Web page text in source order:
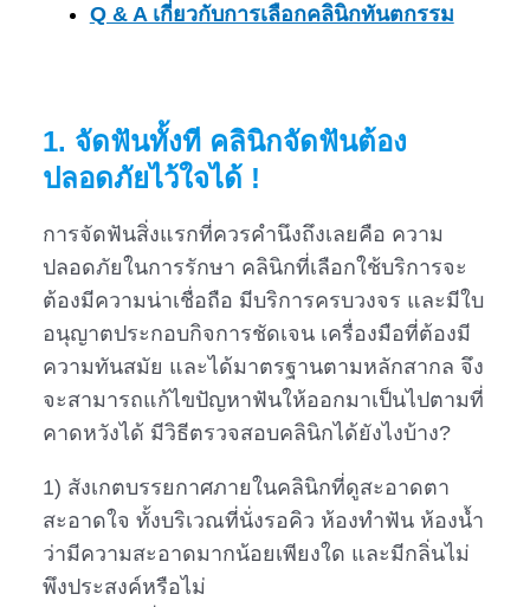
Q & A เกี่ยวกับการเลือกคลินิกทันตกรรม
1. จัดฟันทั้งที คลินิกจัดฟันต้อง
ปลอดภัยไว้ใจได้ !
การจัดฟันสิ่งแรกที่ควรคำนึงถึงเลยคือ ความ
ปลอดภัยในการรักษา คลินิกที่เลือกใช้บริการจะ
ต้องมีความน่าเชื่อถือ มีบริการครบวงจร และมีใบ
อนุญาตประกอบกิจการชัดเจน เครื่องมือที่ต้องมี
ความทันสมัย และได้มาตรฐานตามหลักสากล จึง
จะสามารถแก้ไขปัญหาฟันให้ออกมาเป็นไปตามที่
คาดหวังได้ มีวิธีตรวจสอบคลินิกได้ยังไงบ้าง?
1) สังเกตบรรยกาศภายในคลินิกที่ดูสะอาดตา
สะอาดใจ ทั้งบริเวณที่นั่งรอคิว ห้องทำฟัน ห้องน้ำ
ว่ามีความสะอาดมากน้อยเพียงใด และมีกลิ่นไม่
พึงประสงค์หรือไม่